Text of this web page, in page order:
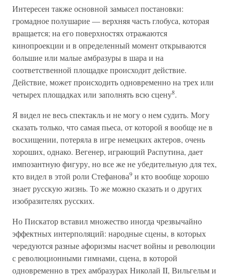
Интересен также основной замысел постановки:
громадное полушарие — верхняя часть глобуса, которая
вращается; на его поверхностях отражаются
кинопроекции и в определенный момент открываются
большие или малые амбразуры в шара и на
соответственной площадке происходит действие.
Действие, может происходить одновременно на трех или
четырех площадках или заполнять всю сцену8.
Я видел не весь спектакль и не могу о нем судить. Могу
сказать только, что самая пьеса, от которой я вообще не в
восхищении, потеряла в игре немецких актеров, очень
хороших, однако. Вегенер, играющий Распутина, дает
импозантную фигуру, но все же не убедительную для тех,
кто видел в этой роли Стефанова9 и кто вообще хорошо
знает русскую жизнь. То же можно сказать и о других
изобразителях русских.
Но Пискатор вставил множество иногда чрезвычайно
эффектных интерполяций: народные сцены, в которых
чередуются разные афоризмы насчет войны и революции
с революционными гимнами, сцена, в которой
одновременно в трех амбразурах Николай II, Вильгельм и